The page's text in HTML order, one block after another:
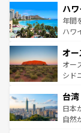
ば市
着の
のよ
ンメ
西部
部の
文化
しみ
ならで
情報
ハワ
年間
ハワ
ワイ
島だ
おす
れる
人々
ク、
オ
オー
シド
リア
ク）
ど、
台湾
日本
自然